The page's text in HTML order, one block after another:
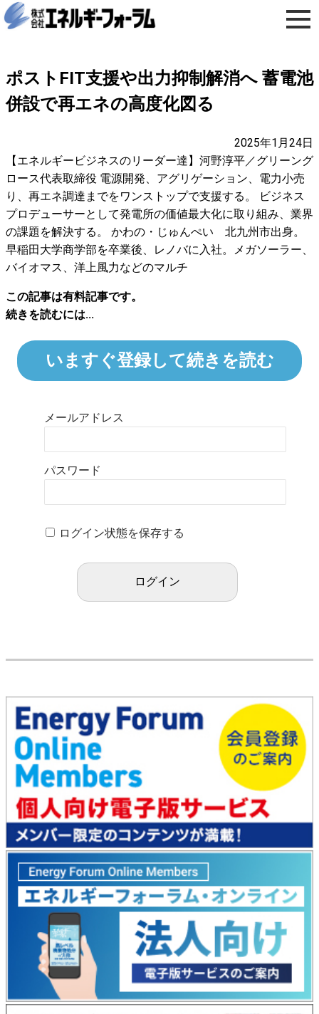
ポストFIT支援や出力抑制解消へ 蓄電池
併設で再エネの高度化図る
2025年1月24日
【エネルギービジネスのリーダー達】河野淳平／グリーング
ロース代表取締役 電源開発、アグリゲーション、電力小売
り、再エネ調達までをワンストップで支援する。 ビジネス
プロデューサーとして発電所の価値最大化に取り組み、業界
の課題を解決する。 かわの・じゅんぺい 北九州市出身。
早稲田大学商学部を卒業後、レノバに入社。メガソーラー、
バイオマス、洋上風力などのマルチ
この記事は有料記事です。
続きを読むには...
いますぐ登録して続きを読む
メールアドレス
パスワード
ログイン状態を保存する